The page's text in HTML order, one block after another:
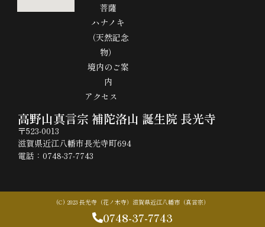
0748-37-7743
菩薩
ハナノキ
（天然記念
物）
境内のご案
内
アクセス
高野山真言宗 補陀洛山 誕生院 長光寺
〒523-0013
滋賀県近江八幡市長光寺町694
電話：0748-37-7743
(C) 2023 長光寺（花ノ木寺）滋賀県近江八幡市（真言宗）